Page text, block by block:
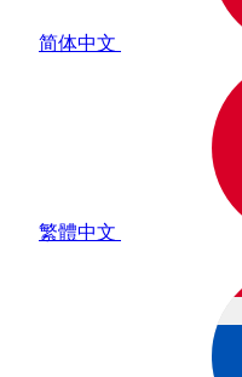
简体中文
繁體中文